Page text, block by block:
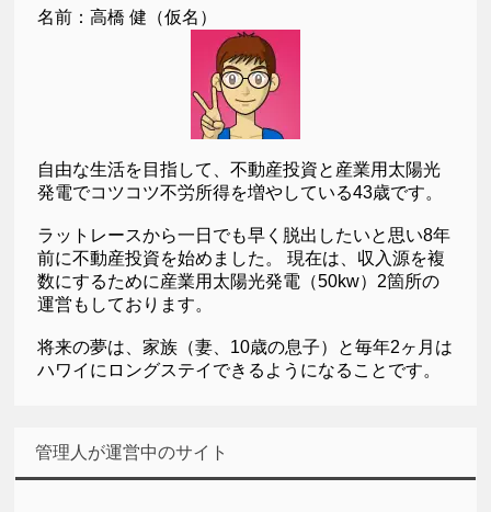
名前：高橋 健（仮名）
自由な生活を目指して、不動産投資と産業用太陽光
発電でコツコツ不労所得を増やしている43歳です。
ラットレースから一日でも早く脱出したいと思い8年
前に不動産投資を始めました。 現在は、収入源を複
数にするために産業用太陽光発電（50kw）2箇所の
運営もしております。
将来の夢は、家族（妻、10歳の息子）と毎年2ヶ月は
ハワイにロングステイできるようになることです。
管理人が運営中のサイト